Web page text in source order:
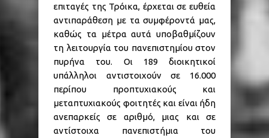
επιταγές της Τρόικα, έρχεται σε ευθεία
αντιπαράθεση με τα συμφέροντά μας,
καθώς τα μέτρα αυτά υποβαθμίζουν
τη λειτουργία του πανεπιστημίου στον
πυρήνα του. Οι 189 διοικητικοί
υπάλληλοι αντιστοιχούν σε 16.000
περίπου προπτυχιακούς και
μεταπτυχιακούς φοιτητές και είναι ήδη
ανεπαρκείς σε αριθμό, μιας και σε
αντίστοιχα πανεπιστήμια του